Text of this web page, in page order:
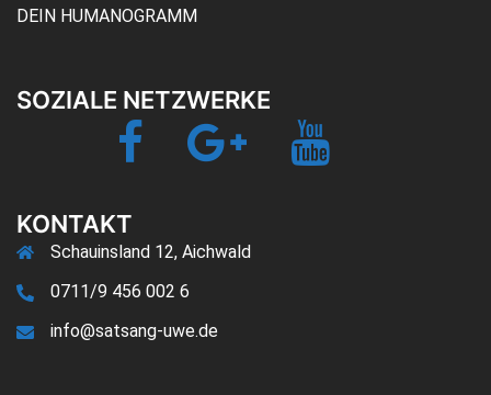
DEIN HUMANOGRAMM
SOZIALE NETZWERKE
Facebook Google+
KONTAKT
Schauinsland 12, Aichwald
0711/9 456 002 6
info@satsang-uwe.de